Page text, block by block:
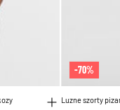
-70%
Luzne szorty